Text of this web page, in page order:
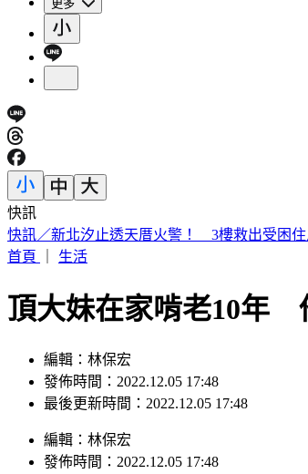
更多
快訊
快訊／新北汐止透天厝火警！ 3樓救出受困
首頁
生活
頂大妹在家啃老10年
編輯：林保宏
發佈時間：2022.12.05 17:48
最後更新時間：2022.12.05 17:48
編輯 ： 林保宏
發佈時間： 2022.12.05 17:48